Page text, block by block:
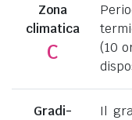
Zona
climatica
C
(10
Gradi-
Il